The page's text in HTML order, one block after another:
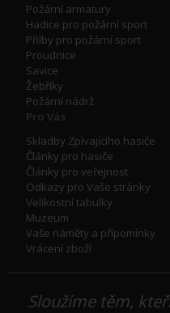
Požární armatury
Hadice pro požární sport
Přilby pro požární sport
Proudnice
Savice
Žebříky
Požární nádrž
Pro Vás
Skladby Zpívajícího hasiče
Články pro hasiče
Články pro veřejnost
Odkazy pro Vaše stránky
Velikostní tabulky
Muzeum
Vaše náměty a přípomínky
Vrácení zboží
Sloužíme těm,